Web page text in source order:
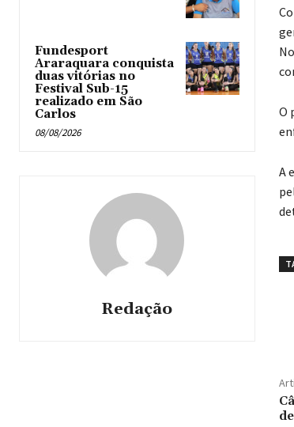
Fundesport
Araraquara conquista
duas vitórias no
Festival Sub-15
realizado em São
Carlos
08/08/2026
Redação
O
A